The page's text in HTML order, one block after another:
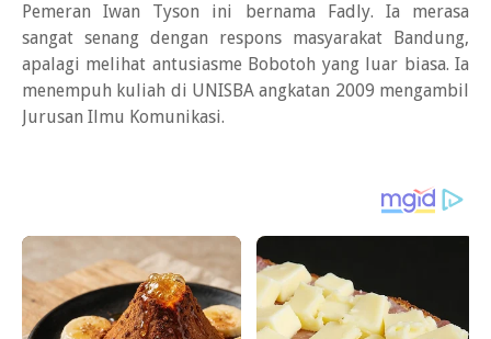
Pemeran Iwan Tyson ini bernama Fadly. Ia merasa
sangat senang dengan respons masyarakat Bandung,
apalagi melihat antusiasme Bobotoh yang luar biasa. Ia
menempuh kuliah di UNISBA angkatan 2009 mengambil
Jurusan Ilmu Komunikasi.